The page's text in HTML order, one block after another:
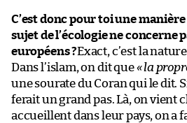
C’est donc pour toi une
sujet de l’écologie ne concerne
européens ?Exact, c’est la
Dans l’islam, on dit que« la
une sourate du Coran qui le dit.
ferait un grand pas. Là, on vient
accueillent dans leur pays, on a